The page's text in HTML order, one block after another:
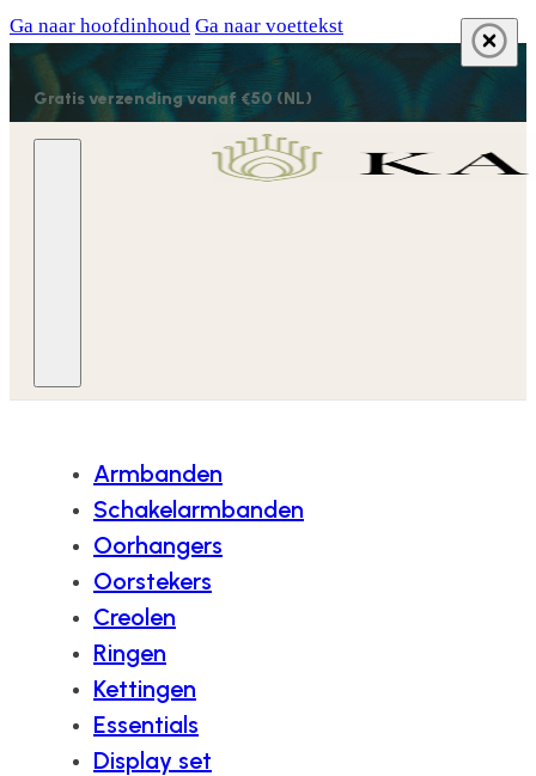
Ga naar hoofdinhoud Ga naar voettekst
Gratis verzending vanaf €50 (NL)
Armbanden
Schakelarmbanden
Oorhangers
Oorstekers
Creolen
Ringen
Kettingen
Essentials
Display set